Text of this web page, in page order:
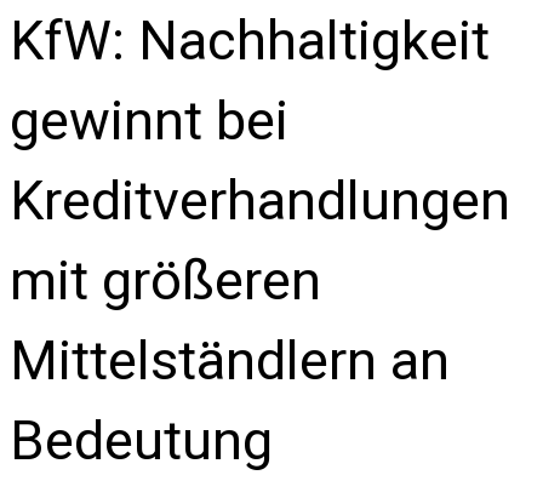
KfW: Nachhaltigkeit
gewinnt bei
Kreditverhandlungen
mit größeren
Mittelständlern an
Bedeutung